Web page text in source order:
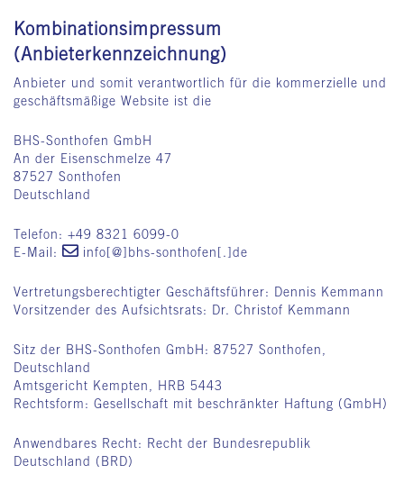
Kombinationsimpressum
(Anbieterkennzeichnung)
Anbieter und somit verantwortlich für die kommerzielle und
geschäftsmäßige Website ist die
BHS-Sonthofen GmbH
An der Eisenschmelze 47
87527 Sonthofen
Deutschland
Telefon: +49 8321 6099-0
E-Mail:
info[@]bhs-sonthofen[.]de
Vertretungsberechtigter Geschäftsführer: Dennis Kemmann
Vorsitzender des Aufsichtsrats: Dr. Christof Kemmann
Sitz der BHS-Sonthofen GmbH: 87527 Sonthofen,
Deutschland
Amtsgericht Kempten, HRB 5443
Rechtsform: Gesellschaft mit beschränkter Haftung (GmbH)
Anwendbares Recht: Recht der Bundesrepublik
Deutschland (BRD)